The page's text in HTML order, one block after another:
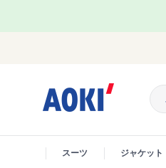
スーツ ジャケット